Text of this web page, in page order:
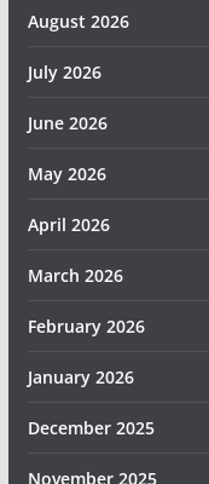
August 2026
July 2026
June 2026
May 2026
April 2026
March 2026
February 2026
January 2026
December 2025
November 2025